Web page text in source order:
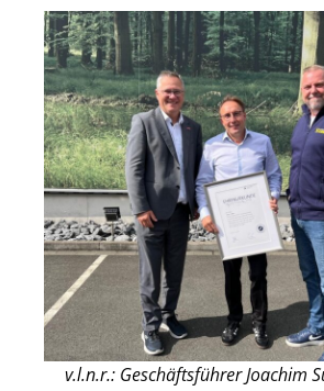
v.l.n.r.: Geschäftsführer Joachim